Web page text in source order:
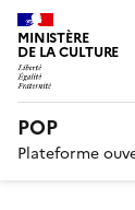
MINISTÈRE
DE LA CULTURE
POP
Plateforme